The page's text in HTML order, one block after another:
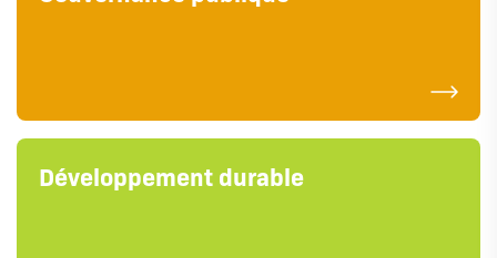
Développement durable